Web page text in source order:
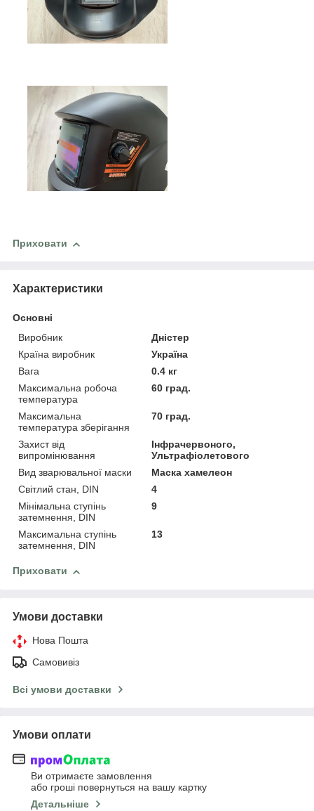
Приховати
Характеристики
Основні
Виробник
Дністер
Країна виробник
Україна
Вага
0.4 кг
Максимальна робоча
температура
60 град.
Максимальна
температура зберігання
70 град.
Захист від
випромінювання
Інфрачервоного,
Ультрафіолетового
Вид зварювальної маски
Маска хамелеон
Світлий стан, DIN
4
Мінімальна ступінь
затемнення, DIN
9
Максимальна ступінь
затемнення, DIN
13
Приховати
Умови доставки
Нова Пошта
Самовивіз
Всі умови доставки
Умови оплати
Ви отримаєте замовлення
або гроші повернуться на вашу картку
Детальніше